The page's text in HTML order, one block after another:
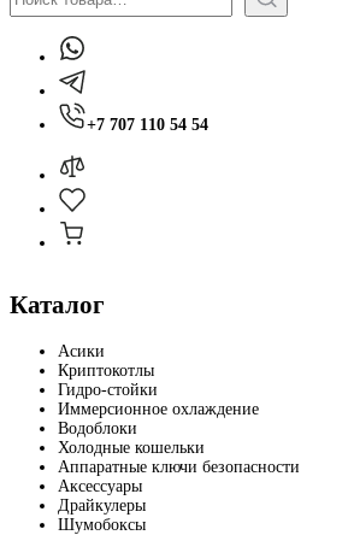
+7 707 110 54 54
Каталог
Асики
Криптокотлы
Гидро-стойки
Иммерсионное охлаждение
Водоблоки
Холодные кошельки
Аппаратные ключи безопасности
Аксессуары
Драйкулеры
Шумобоксы